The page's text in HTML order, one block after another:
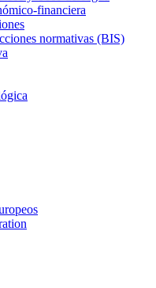
financiera
normativas (BIS)